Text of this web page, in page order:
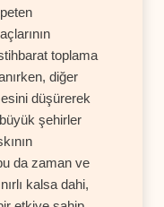
toplama
diğer
düşürerek
şehirler
da zaman ve
kalsa dahi,